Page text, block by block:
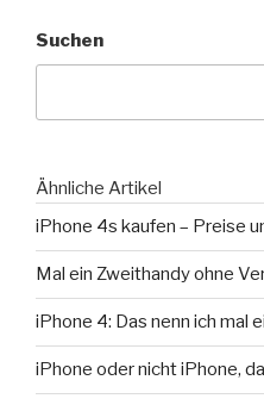
Suchen
Ähnliche Artikel
iPhone 4s kaufen – Preise
Mal ein Zweithandy ohne
iPhone 4: Das nenn ich mal
iPhone oder nicht iPhone,